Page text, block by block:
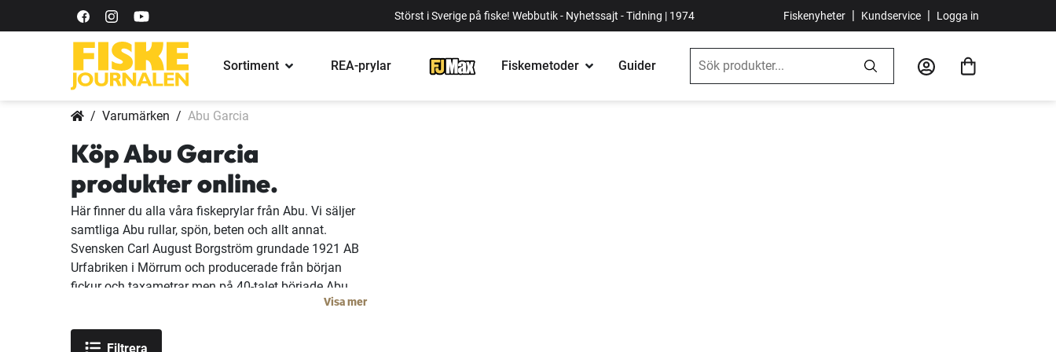
Störst i Sverige på fiske! Webbutik - Nyhetssajt - Tidning | 1974 Fiskenyheter | Kundservice | Logga in
Sortiment REA-prylar Fiskemetoder Guider
Varumärken Abu Garcia
Köp Abu Garcia
produkter online.
Här finner du alla våra fiskeprylar från Abu. Vi säljer
samtliga Abu rullar, spön, beten och allt annat.
Svensken Carl August Borgström grundade 1921 AB
Urfabriken i Mörrum och producerade från början
fickur och taxametrar men på 40-talet började Abu
tillverka sportfiskeprodukter. 1941 introducerades den
producerat fiskeutrustning i alla prisklasser. Numera
Visa mer
Filtrera